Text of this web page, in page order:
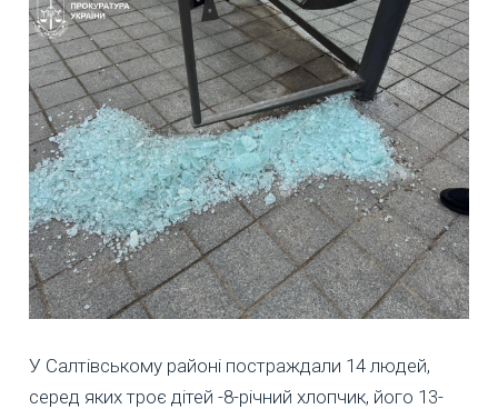
У Салтівському районі постраждали 14 людей,
серед яких троє дітей -8-річний хлопчик, його 13-